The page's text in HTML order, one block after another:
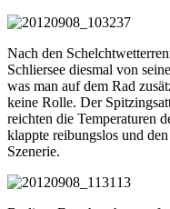
Nach den
Schliersee diesmal von
was man auf dem Rad
keine Rolle. Der
reichten die Temperaturen
klappte reibungslos und
Szenerie.